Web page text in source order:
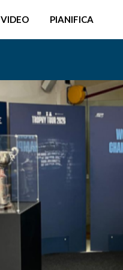
VIDEO PIANIFICA